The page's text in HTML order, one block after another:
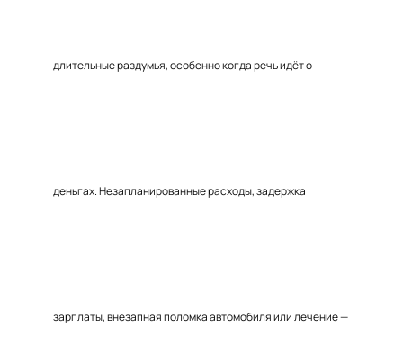
длительные раздумья, особенно когда речь идёт о
деньгах. Незапланированные расходы, задержка
зарплаты, внезапная поломка автомобиля или лечение —